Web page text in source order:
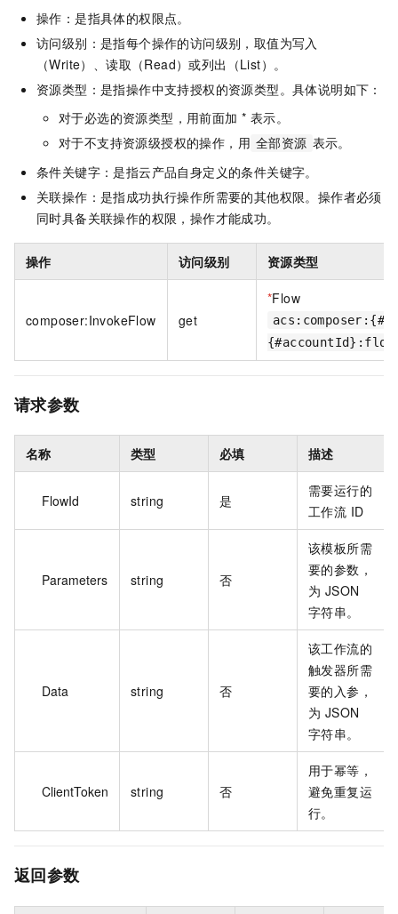
操作：是指具体的权限点。
访问级别：是指每个操作的访问级别，取值为写入
（Write）、读取（Read）或列出（List）。
资源类型：是指操作中支持授权的资源类型。具体说明如下：
对于必选的资源类型，用前面加 * 表示。
对于不支持资源级授权的操作，用 全部资源 表示。
条件关键字：是指云产品自身定义的条件关键字。
关联操作：是指成功执行操作所需要的其他权限。操作者必须
同时具备关联操作的权限，操作才能成功。
操作 访问级别 资源类型
composer:InvokeFlow get
*Flow
请求参数
名称 类型 必填 描述
FlowId string 是
需要运行的
工作流 ID
Parameters string 否
该模板所需
要的参数，
为 JSON
字符串。
Data string 否
该工作流的
触发器所需
要的入参，
为 JSON
字符串。
ClientToken string 否
用于幂等，
避免重复运
行。
返回参数